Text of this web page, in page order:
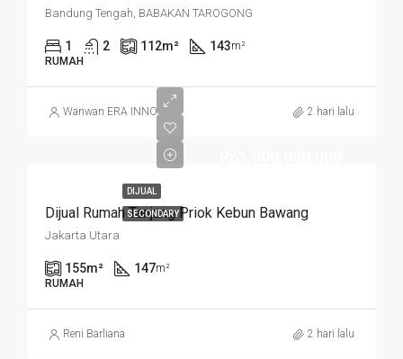
Bandung Tengah, BABAKAN TAROGONG
1 2 112m² 143m²
RUMAH
Wanwan ERA INNO 2 hari lalu
DIJUAL
SECONDARY
Dijual Rumah Tanjung Priok Kebun Bawang
Jakarta Utara
155m² 147m²
RUMAH
Reni Barliana 2 hari lalu